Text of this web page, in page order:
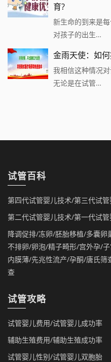
育?
新生命的到来是
对孩子的出生…
金雨天使：如
我相信这种情况
无论是在试管…
试管百科
第四代试管婴儿技术/第三代试
第二代试管婴儿技术/第一代试
降调促排/冻卵/胚胎移植/多囊
不排卵/卵泡/精子畸形/宫外孕/
内膜薄/先兆性流产/孕酮/唐氏
查
试管攻略
试管婴儿费用/试管婴儿成功率
辅助生殖费用/辅助生殖成功率
试管婴儿性别/试管婴儿双胞胎